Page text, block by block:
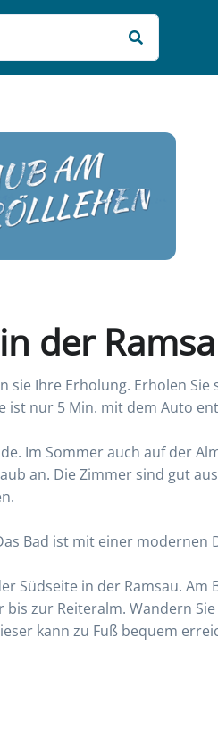
der
Ihre Erholung. Erholen
ist nur 5 Min. mit dem Auto
Im Sommer auch auf der
an. Die Zimmer sind gut
Bad ist mit einer modernen
Südseite in der Ramsau. Am
zur Reiteralm. Wandern
kann zu Fuß bequem